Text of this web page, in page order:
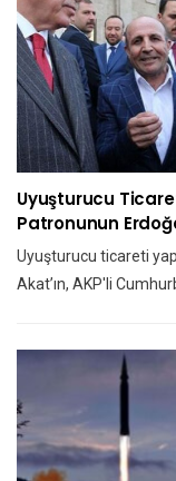
Uyuşturucu
Patronunun
Uyuşturucu ticareti
Akat’ın, AKP'li